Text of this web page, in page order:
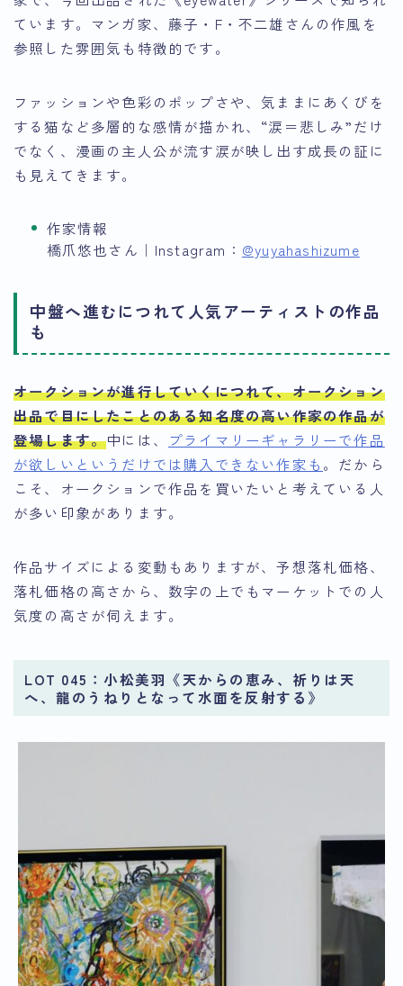
ています。マンガ家、藤子・F・不二雄さんの作風を
参照した雰囲気も特徴的です。
ファッションや色彩のポップさや、気ままにあくびを
する猫など多層的な感情が描かれ、“涙＝悲しみ”だけ
でなく、漫画の主人公が流す涙が映し出す成長の証に
も見えてきます。
作家情報
橋爪悠也さん｜Instagram： @yuyahashizume
中盤へ進むにつれて人気アーティストの作品
も
オークションが進行していくにつれて、オークション
出品で目にしたことのある知名度の高い作家の作品が
登場します。中には、 プライマリーギャラリーで作品
が欲しいというだけでは購入できない作家も 。だから
こそ、オークションで作品を買いたいと考えている人
が多い印象があります。
作品サイズによる変動もありますが、予想落札価格、
落札価格の高さから、数字の上でもマーケットでの人
気度の高さが伺えます。
LOT 045：小松美羽《天からの恵み、祈りは天
へ、龍のうねりとなって水面を反射する》